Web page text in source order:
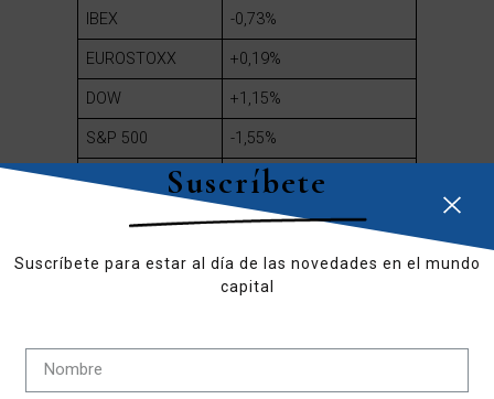
IBEX -0,73%
EUROSTOXX +0,19%
DOW +1,15%
S&P 500 -1,55%
NASDAQ -3,11%
patrimonial
Suscríbete
Suscríbete para estar al día de las novedades en el mundo
capital